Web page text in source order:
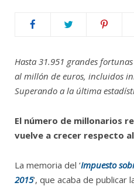
Hasta 31.951 grandes
al millón de euros, incluidos
Superando a la última
El número de millonarios
vuelve a crecer respecto
La memoria del ‘Impuesto
2015‘, que acaba de publicar